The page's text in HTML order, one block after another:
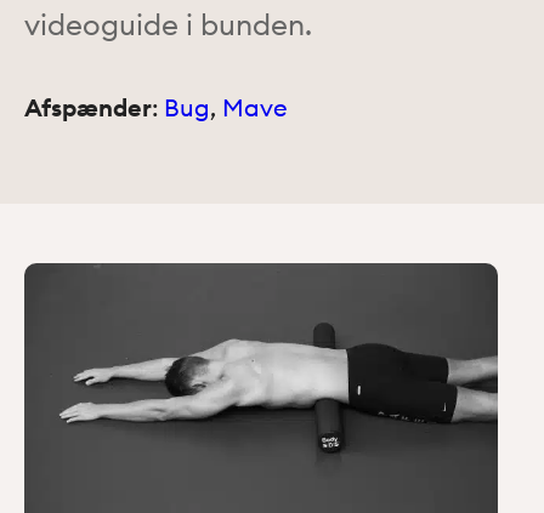
videoguide i bunden.
Afspænder: Bug, Mave